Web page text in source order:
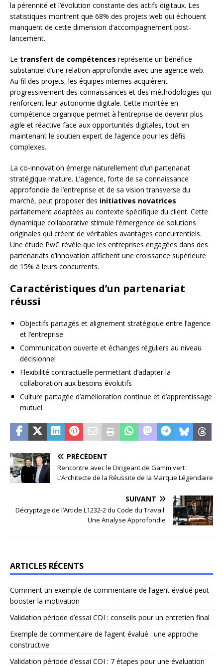
la pérennité et l’évolution constante des actifs digitaux. Les
statistiques montrent que 68% des projets web qui échouent
manquent de cette dimension d’accompagnement post-
lancement.
Le transfert de compétences représente un bénéfice
substantiel d’une relation approfondie avec une agence web.
Au fil des projets, les équipes internes acquièrent
progressivement des connaissances et des méthodologies qui
renforcent leur autonomie digitale. Cette montée en
compétence organique permet à l’entreprise de devenir plus
agile et réactive face aux opportunités digitales, tout en
maintenant le soutien expert de l’agence pour les défis
complexes.
La co-innovation émerge naturellement d’un partenariat
stratégique mature. L’agence, forte de sa connaissance
approfondie de l’entreprise et de sa vision transverse du
marché, peut proposer des initiatives novatrices
parfaitement adaptées au contexte spécifique du client. Cette
dynamique collaborative stimule l’émergence de solutions
originales qui créent de véritables avantages concurrentiels.
Une étude PwC révèle que les entreprises engagées dans des
partenariats d’innovation affichent une croissance supérieure
de 15% à leurs concurrents.
Caractéristiques d’un partenariat
réussi
Objectifs partagés et alignement stratégique entre l’agence
et l’entreprise
Communication ouverte et échanges réguliers au niveau
décisionnel
Flexibilité contractuelle permettant d’adapter la
collaboration aux besoins évolutifs
Culture partagée d’amélioration continue et d’apprentissage
mutuel
PRÉCÉDENT
Rencontre avec le Dirigeant de Gamm vert :
L’Architecte de la Réussite de la Marque Légendaire
SUIVANT
Décryptage de l’Article L1232-2 du Code du Travail:
Une Analyse Approfondie
ARTICLES RÉCENTS
Comment un exemple de commentaire de l’agent évalué peut
booster la motivation
Validation période d’essai CDI : conseils pour un entretien final
Exemple de commentaire de l’agent évalué : une approche
constructive
Validation période d’essai CDI : 7 étapes pour une évaluation